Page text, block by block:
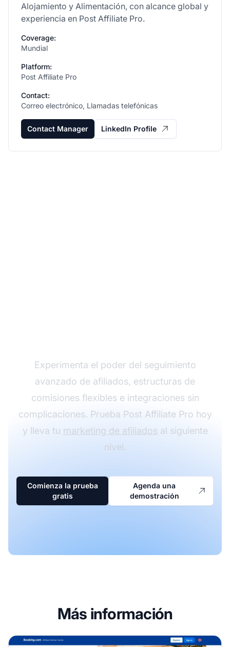
Alojamiento y Alimentación, con alcance global y
experiencia en Post Affiliate Pro.
Coverage:
Mundial
Platform:
Post Affiliate Pro
Contact:
Correo electrónico, Llamadas telefónicas
Contact Manager LinkedIn Profile
Experimenta el poder del seguimiento
avanzado de afiliados, estructuras de
comisiones flexibles e integraciones sin
complicaciones. Prueba Post Affiliate Pro hoy
y lleva tu marketing de afiliados al siguiente
nivel.
Comienza la prueba
gratis
Agenda una
demostración
Más información
Programa de Afiliados de Booking.com